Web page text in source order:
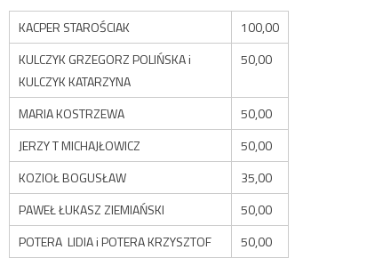
KACPER STAROŚCIAK
100,00
KULCZYK GRZEGORZ POLIŃSKA i
KULCZYK KATARZYNA
50,00
MARIA KOSTRZEWA
50,00
JERZY T MICHAJŁOWICZ
50,00
KOZIOŁ BOGUSŁAW
35,00
PAWEŁ ŁUKASZ ZIEMIAŃSKI
50,00
POTERA LIDIA i POTERA KRZYSZTOF
50,00